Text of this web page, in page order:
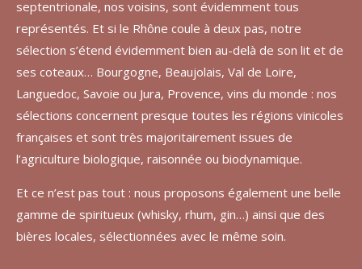
septentrionale, nos voisins, sont évidemment tous
représentés. Et si le Rhône coule à deux pas, notre
sélection s’étend évidemment bien au-delà de son lit et de
ses coteaux… Bourgogne, Beaujolais, Val de Loire,
Languedoc, Savoie ou Jura​, Provence, vins du monde : nos
sélections concernent presque toutes les régions vinicoles
françaises et sont très majoritairement issues de
l’agriculture biologique, raisonnée ou biodynamique.
Et ce n’est pas tout : nous proposons également une belle
gamme de spiritueux (whisky, rhum, gin…) ainsi que des
bières locales, sélectionnées avec le même soin.